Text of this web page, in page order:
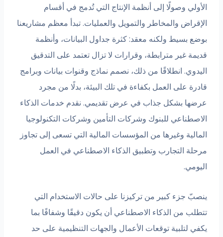
الأولي وصولًا إلى أنظمة الإنتاج التي تُدمج في أقسام
الإقراض والمخاطر والتمويل والعمليات. تبدأ معظم مشاريعنا
بوضع بسيط ولكنه معقد: كثرة جداول البيانات، وأنظمة
قديمة غير مترابطة، وقرارات لا تزال تعتمد على التدقيق
اليدوي. انطلاقًا من ذلك، نصمم نماذج وقنوات بيانات وبرامج
قادرة على العمل بكفاءة في تلك البيئة، بدلًا من مجرد
عرضها بشكل جذاب في عرض تقديمي. نقدم خدمات الذكاء
الاصطناعي للبنوك وشركات التأمين وشركات التكنولوجيا
المالية وغيرها من المؤسسات المالية التي تسعى إلى تجاوز
مرحلة التجارب وتطبيق الذكاء الاصطناعي في العمل
اليومي.
ينصبّ جزء كبير من تركيزنا على حالات الاستخدام التي
تتطلب من الذكاء الاصطناعي أن يكون دقيقًا وشفافًا بما
يكفي لتلبية توقعات الأعمال والجهات التنظيمية على حد